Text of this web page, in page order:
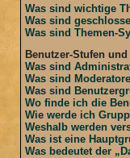
Was sind wichtige
Was sind
Was sind Themen-
Benutzer-Stufen
Was sind
Was sind
Was sind
Wo finde ich die
Wie werde ich
Weshalb werden
Was ist eine
Was bedeutet der